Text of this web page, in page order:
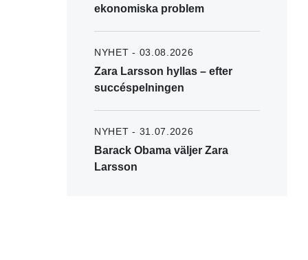
ekonomiska problem
NYHET - 03.08.2026
Zara Larsson hyllas – efter
succéspelningen
NYHET - 31.07.2026
Barack Obama väljer Zara
Larsson